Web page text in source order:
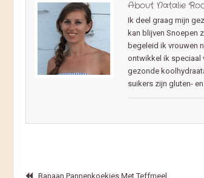
About Natalie
Ik deel graag mijn
kan blijven Snoepen
begeleid ik vrouwen
ontwikkel ik speciaal
gezonde
suikers zijn gluten-
Banaan Pannenkoekjes Met Teffmeel